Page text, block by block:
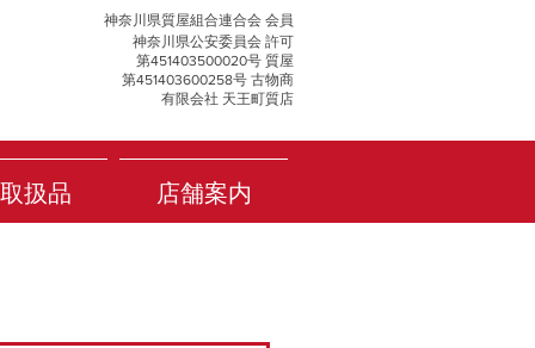
神奈川県質屋組合連合会 会員
神奈川県公安委員会 許可
第451403500020号 質屋
第451403600258号 古物商
有限会社 天王町質店
扱品 店舗案内